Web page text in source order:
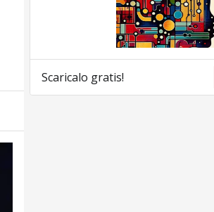
Scaricalo gratis!